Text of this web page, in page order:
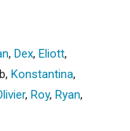
, Dex, Eliott,
, Konstantina,
, Roy, Ryan,